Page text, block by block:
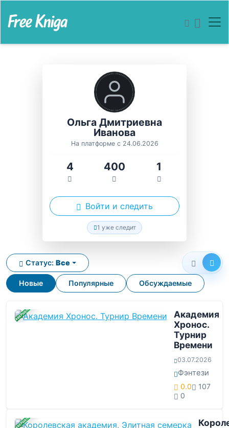
Ольга Дмитриевна
Иванова
На платформе с 24.06.2026
4 400 1
Войти и следить
1 уже следит
Новые Популярные Обсуждаемые
Статус: Все
ЗАВЕРШЕНА
Академия
Хронос.
Турнир
Времени
03.07.2026
Фэнтези
0.0
107
0
ЗАВЕРШЕНА